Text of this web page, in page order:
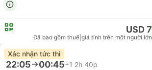
USD 7
Đã bao gồm thuế giá tính trên một người lớn
Xác nhận tức thì
22:05 00:45+1 2h 40p